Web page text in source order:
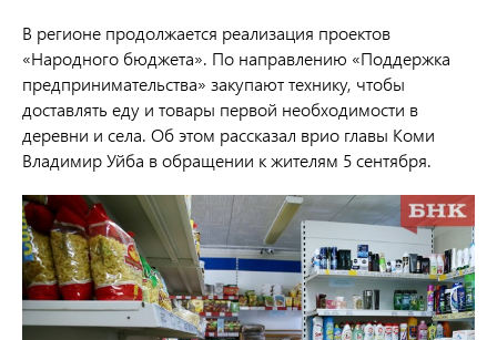
В регионе продолжается реализация проектов
«Народного бюджета». По направлению «Поддержка
предпринимательства» закупают технику, чтобы
доставлять еду и товары первой необходимости в
деревни и села. Об этом рассказал врио главы Коми
Владимир Уйба в обращении к жителям 5 сентября.